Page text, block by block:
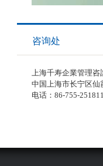
咨询处
上海千寿企業管理咨
中国上海市长宁区仙
电话：86-755-